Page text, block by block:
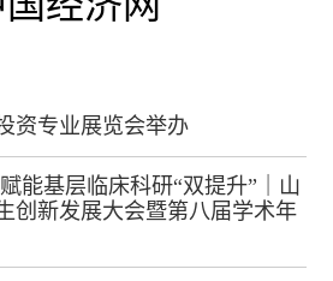
资专业展览会举办
能基层临床科研“双提升”｜山
创新发展大会暨第八届学术年